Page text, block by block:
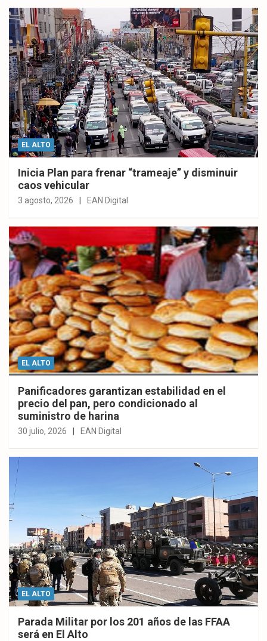
EL ALTO
Inicia Plan para frenar “trameaje” y disminuir
caos vehicular
3 agosto, 2026 EAN Digital
EL ALTO
Panificadores garantizan estabilidad en el
precio del pan, pero condicionado al
suministro de harina
30 julio, 2026 EAN Digital
EL ALTO
Parada Militar por los 201 años de las FFAA
será en El Alto